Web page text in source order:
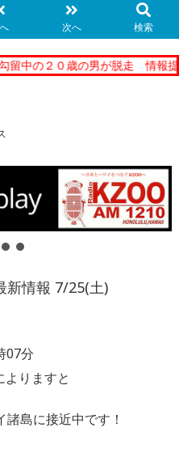
次へ 検索
中の２０歳の男が脱走 情報提供
新情報 7/25(土)
07分
りますと
島に接近中です！